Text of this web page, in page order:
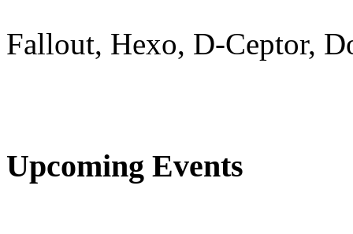
Fallout, Hexo, D-Ceptor,
Upcoming Events